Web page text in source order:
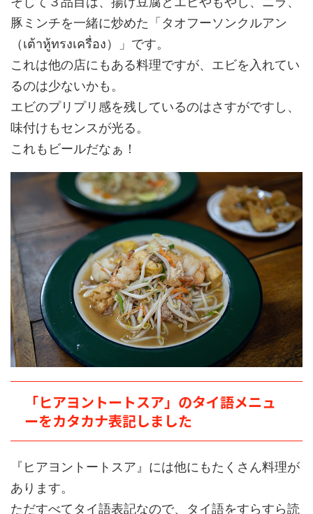
豚ミンチを一緒に炒めた「タオフーソンクルアン
（เต้าหู้ทรงเครื่อง）」です。
これは他の店にもある料理ですが、エビを入れてい
るのは少ないかも。
エビのプリプリ感を残しているのはさすがですし、
味付けもセンスが光る。
これもビールだなぁ！
「ヒアヨントートスア」のタイ語メニュ
ーをカタカナ表記しました
『ヒアヨントートスア』には他にもたくさん料理が
あります。
ただすべてタイ語表記なので、タイ語をすらすら読